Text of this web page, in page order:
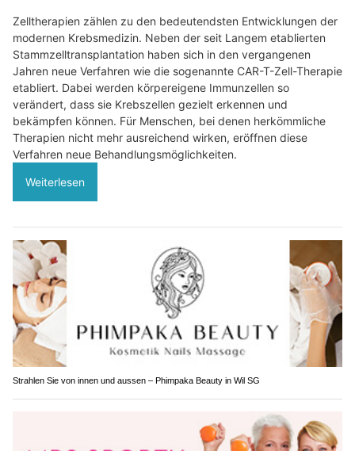
Zelltherapien zählen zu den bedeutendsten Entwicklungen der
modernen Krebsmedizin. Neben der seit Langem etablierten
Stammzelltransplantation haben sich in den vergangenen
Jahren neue Verfahren wie die sogenannte CAR-T-Zell-Therapie
etabliert. Dabei werden körpereigene Immunzellen so
verändert, dass sie Krebszellen gezielt erkennen und
bekämpfen können. Für Menschen, bei denen herkömmliche
Therapien nicht mehr ausreichend wirken, eröffnen diese
Verfahren neue Behandlungsmöglichkeiten.
Weiterlesen
Strahlen Sie von innen und aussen – Phimpaka Beauty in Wil SG